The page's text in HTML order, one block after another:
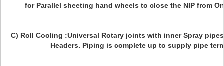
for Parallel sheeting hand wheels to close the NIP from
C) Roll Cooling :Universal Rotary joints with inner Spray
Headers. Piping is complete up to supply pipe